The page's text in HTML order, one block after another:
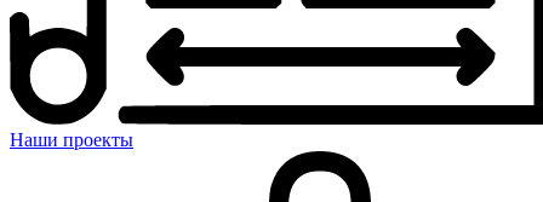
Наши проекты